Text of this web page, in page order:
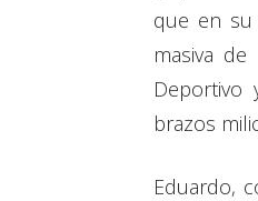
que en su
masiva
brazos
Eduardo,